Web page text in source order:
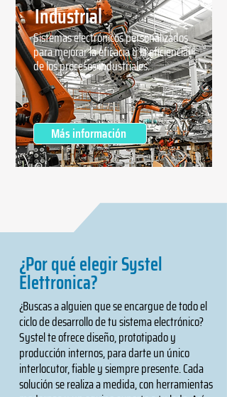
Industrial
Sistemas electrónicos personalizados
para mejorar la eficacia y la eficiencia
de los procesos industriales.
Más información
¿Por qué elegir Systel
Elettronica?
¿Buscas a alguien que se encargue de todo el
ciclo de desarrollo de tu sistema electrónico?
Systel te ofrece diseño, prototipado y
producción internos, para darte un único
interlocutor, fiable y siempre presente. Cada
solución se realiza a medida, con herramientas